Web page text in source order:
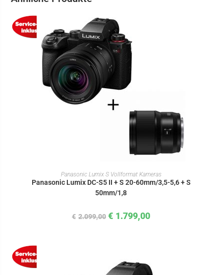
IN DEN WARENKORB
Panasonic Lumix S Vollformat Kameras
Panasonic Lumix DC-S5 II + S 20-60mm/3,5-5,6 + S
50mm/1,8
€ 2.099,00 € 1.799,00